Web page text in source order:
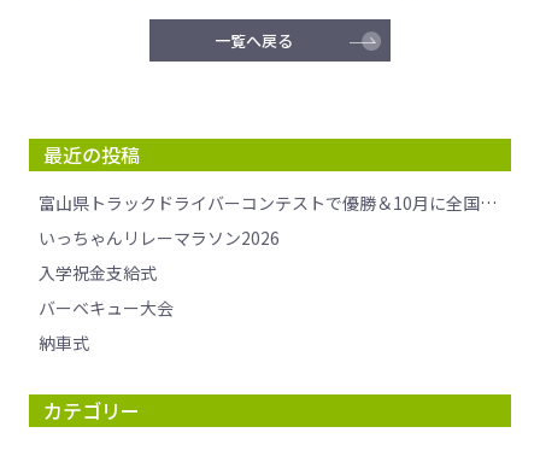
一覧へ戻る
最近の投稿
富山県トラックドライバーコンテストで優勝＆10月に全国大会へ挑戦します！
いっちゃんリレーマラソン2026
入学祝金支給式
バーベキュー大会
納車式
カテゴリー